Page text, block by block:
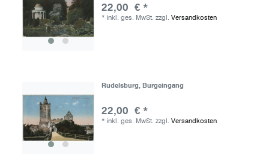
22,00 € *
* inkl. ges. MwSt. zzgl. Versandkosten
Rudelsburg, Burgeingang
22,00 € *
* inkl. ges. MwSt. zzgl. Versandkosten